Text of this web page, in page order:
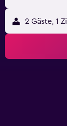
2 Gäste, 1